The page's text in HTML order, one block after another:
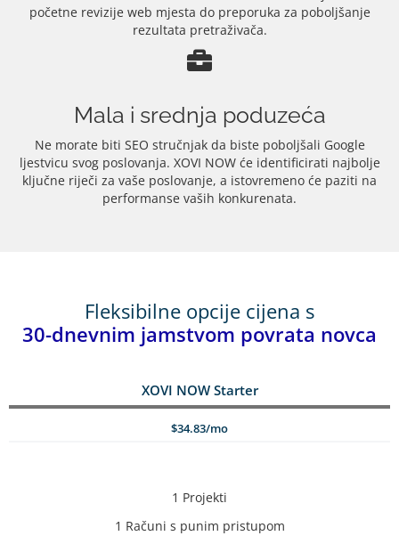
početne revizije web mjesta do preporuka za poboljšanje
rezultata pretraživača.
Mala i srednja poduzeća
Ne morate biti SEO stručnjak da biste poboljšali Google
ljestvicu svog poslovanja. XOVI NOW će identificirati najbolje
ključne riječi za vaše poslovanje, a istovremeno će paziti na
performanse vaših konkurenata.
Fleksibilne opcije cijena s
30-dnevnim jamstvom povrata novca
XOVI NOW Starter
$34.83/mo
1 Projekti
1 Računi s punim pristupom